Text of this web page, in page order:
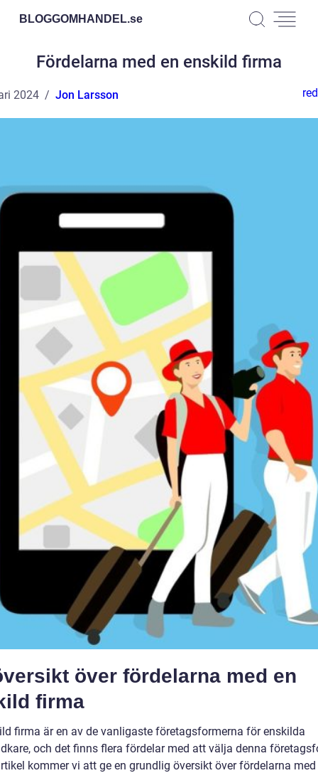
BLOGGOMHANDEL.se
Fördelarna med en enskild firma
2024 Jon Larsson
över fördelarna med en
firma
firma är en av de vanligaste företagsformerna för enskilda
och det finns flera fördelar med att välja denna
kommer vi att ge en grundlig översikt över fördelarna med